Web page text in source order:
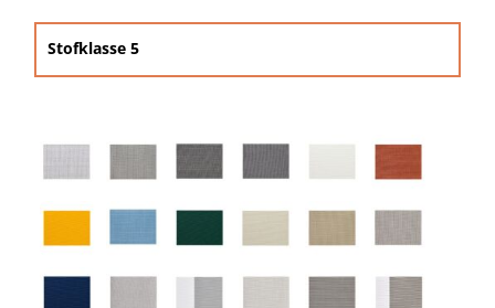
Glatz Vita Collectie
Glatz stofstalen collectie Sampleboeken
Umbrosa en Paraflex parasoldoeken
Stofklasse 5